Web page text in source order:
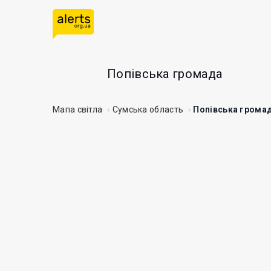
Попівська громада
Мапа світла Сумська область Попівська